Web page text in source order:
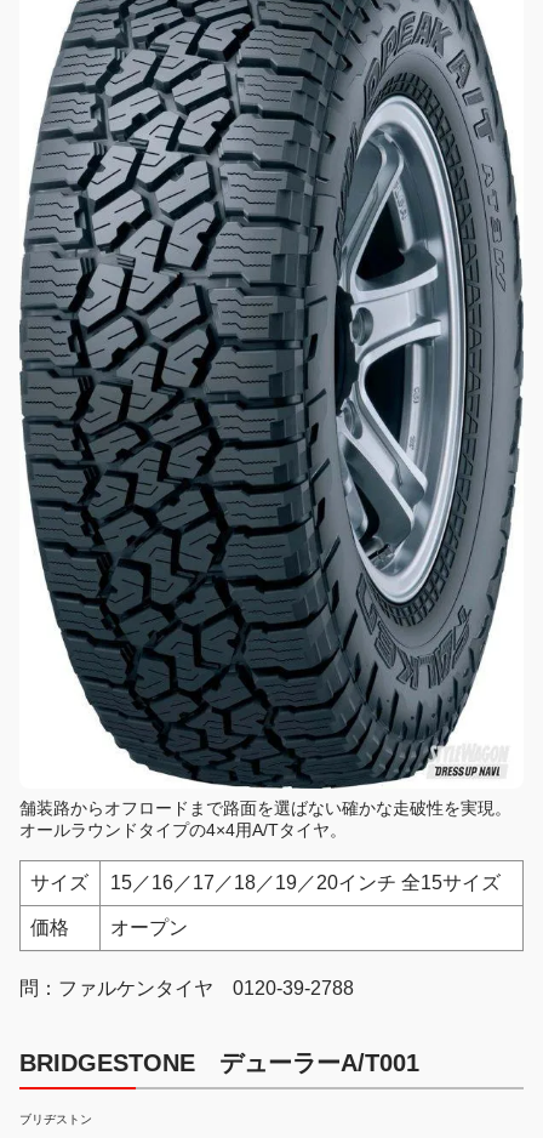
舗装路からオフロードまで路面を選ばない確かな走破性を実現。
オールラウンドタイプの4×4用A/Tタイヤ。
サイズ 15／16／17／18／19／20インチ 全15サイズ
価格 オープン
問：ファルケンタイヤ 0120-39-2788
BRIDGESTONE デューラーA/T001
ブリヂストン